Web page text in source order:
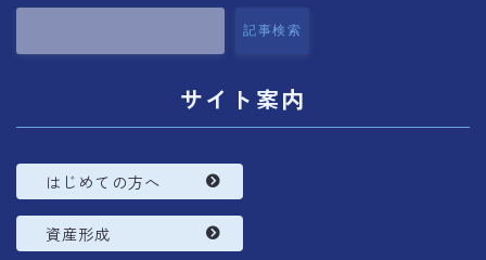
記事検索
サイト案内
はじめての方へ
資産形成